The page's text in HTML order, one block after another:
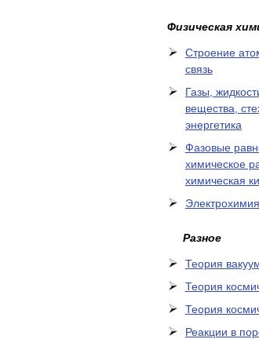
Физическая
Cтроение
связь
Газы,
вещества,
энергетика
Фазовые
химическое
химическая
Электрохимия
Разное
Теория
Теория
Теория
Реакции в